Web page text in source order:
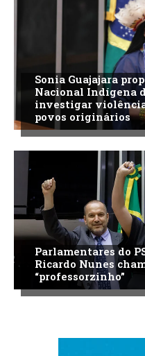
Sonia Guajajara
Nacional Indígena
investigar
povos originários
Parlamentares do
Ricardo Nunes
“professorzinho”